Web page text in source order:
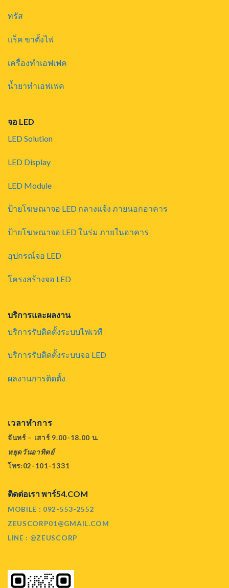
ทรัส
แร็ค ขาตั้งไฟ
เครื่องทำเอฟเฟค
น้ำยาทำเอฟเฟค
จอ LED
LED Solution
LED Display
LED Module
ป้ายโฆษณาจอ LED กลางแจ้ง ภายนอกอาคาร
ป้ายโฆษณาจอ LED ในร่ม ภายในอาคาร
อุปกรณ์จอ LED
โครงสร้างจอ LED
บริการและผลงาน
บริการรับติดตั้งระบบไฟเวที
บริการรับติดตั้งระบบจอ LED
ผลงานการติดตั้ง
เวลาทำการ
จันทร์ – เสาร์ 9.00-18.00 น.
หยุดวันอาทิตย์
โทร:02-101-1331
ติดต่อเรา พาร์54.COM
MOBILE : 092-553-2552
ZEUSCORP01@GMAIL.COM
LINE : @ZEUSCORP